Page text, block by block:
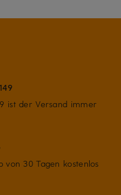
ist der Versand immer
von 30 Tagen kostenlos